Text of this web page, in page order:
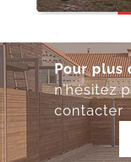
Pour plus
n’hésitez
contacter